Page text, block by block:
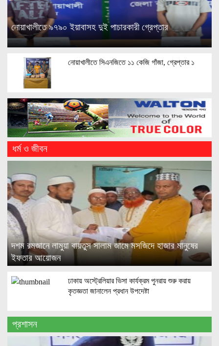
নোয়াখালীতে ৯৭৯০ ইয়াবাসহ দুই পাচারকারী গ্রেপ্তার
নোয়াখালীতে সিএনজিতে ১১ কেজি গাঁজা, গ্রেপ্তার ১
ধর্ম ও জীবন
দশম রমজানে লামুয়া বায়তুস সালাম জামে মসজিদে হাজার মানুষের
ইফতার আয়োজন
ঢাকায় অস্ট্রেলিয়ার ভিসা কার্যক্রম পুনরায় শুরু করায়
কৃতজ্ঞতা জানালেন প্রধান উপদেষ্টা
প্রশাসন